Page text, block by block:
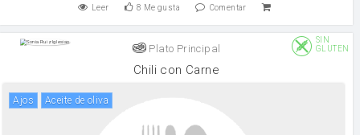
Leer 8 Me gusta Comentar
Plato Principal
SIN
GLUTEN
Chili con Carne
Ajos aceite de oliva